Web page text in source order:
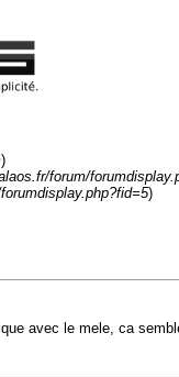
)
forum/
)
avec le mele, ca